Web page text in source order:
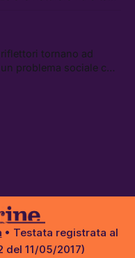
tornano ad
problema sociale che
• Testata registrata al
del 11/05/2017)